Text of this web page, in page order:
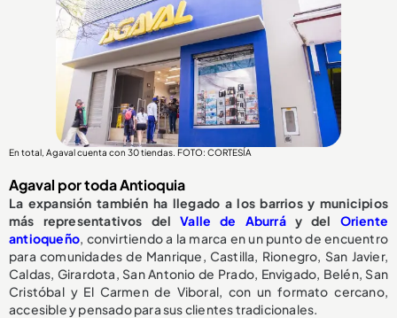
En total, Agaval cuenta con 30 tiendas. FOTO: CORTESÍA
Agaval por toda Antioquia
La expansión también ha llegado a los barrios y municipios
más representativos delValle de Aburráy del Oriente
antioqueño, convirtiendo a la marca en un punto de encuentro
para comunidades de Manrique, Castilla, Rionegro, San Javier,
Caldas, Girardota, San Antonio de Prado, Envigado, Belén, San
Cristóbal y El Carmen de Viboral, con un formato cercano,
accesible y pensado para sus clientes tradicionales.